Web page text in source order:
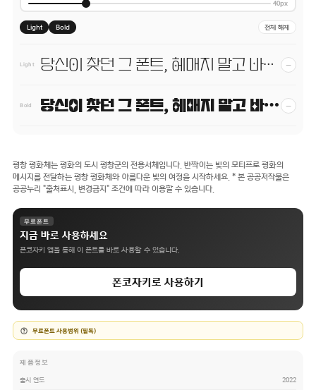
40px
Light Bold 전체 해제
Light 당신이 찾던 그 폰트, 헤매지 말고 바로 폰코! −
Bold 당신이 찾던 그 폰트, 헤매지 말고 바로 폰코! −
평창 평화체는 평화의 도시 평창군의 전용서체입니다. 반짝이는 빛의 모티프로 평화의
메시지를 전달하는 평창 평화체와 아름다운 빛의 여정을 시작하세요. * 본 공공저작물은
공공누리 "출처표시, 변경금지" 조건에 따라 이용할 수 있습니다.
무료폰트
지금 바로 사용하세요
폰코자키 앱을 통해 이 폰트를 바로 사용할 수 있습니다.
폰코자키로 사용하기
무료폰트 사용범위 (필독)
제품정보
출시 연도 2022